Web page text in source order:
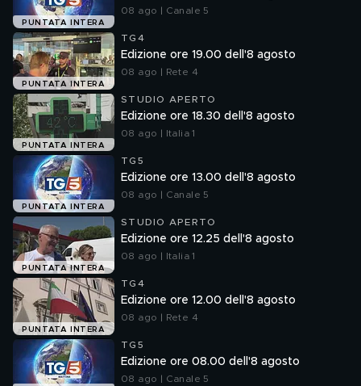
PUNTATA INTERA
08 ago | Canale 5
PUNTATA INTERA
TG4
Edizione ore 19.00 dell'8 agosto
08 ago | Rete 4
PUNTATA INTERA
STUDIO APERTO
Edizione ore 18.30 dell'8 agosto
08 ago | Italia 1
PUNTATA INTERA
TG5
Edizione ore 13.00 dell'8 agosto
08 ago | Canale 5
PUNTATA INTERA
STUDIO APERTO
Edizione ore 12.25 dell'8 agosto
08 ago | Italia 1
PUNTATA INTERA
TG4
Edizione ore 12.00 dell'8 agosto
08 ago | Rete 4
TG5
Edizione ore 08.00 dell'8 agosto
08 ago | Canale 5